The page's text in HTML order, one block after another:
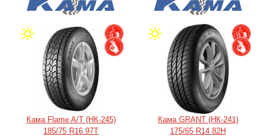
Кама Flame A/T (НК-245)
185/75 R16 97T
Кама GRANT (НК-241)
175/65 R14 82H